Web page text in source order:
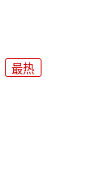
最热